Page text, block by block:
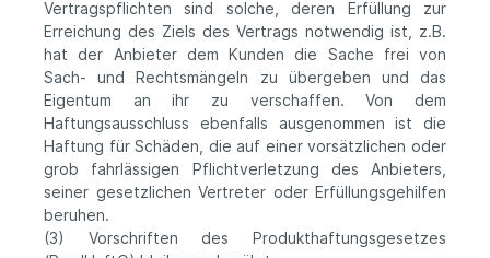
Vertragspflichten sind solche, deren Erfüllung zur
Erreichung des Ziels des Vertrags notwendig ist, z.B.
hat der Anbieter dem Kunden die Sache frei von
Sach- und Rechtsmängeln zu übergeben und das
Eigentum an ihr zu verschaffen. Von dem
Haftungsausschluss ebenfalls ausgenommen ist die
Haftung für Schäden, die auf einer vorsätzlichen oder
grob fahrlässigen Pflichtverletzung des Anbieters,
seiner gesetzlichen Vertreter oder Erfüllungsgehilfen
beruhen.
(3) Vorschriften des Produkthaftungsgesetzes